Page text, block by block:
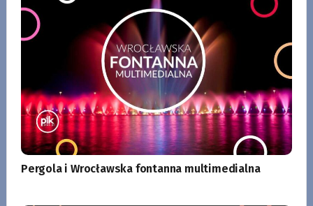
Pergola i Wrocławska fontanna multimedialna